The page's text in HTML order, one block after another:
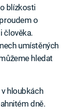
blízkosti
o
člověka.
umístěných
hledat
hloubkách
dně.